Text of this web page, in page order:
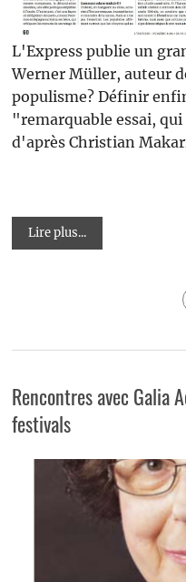
L'Express publie un
Werner Müller, auteur
populisme? Définir
"remarquable essai,
d'après Christian
Lire plus...
Rencontres avec Galia
festivals